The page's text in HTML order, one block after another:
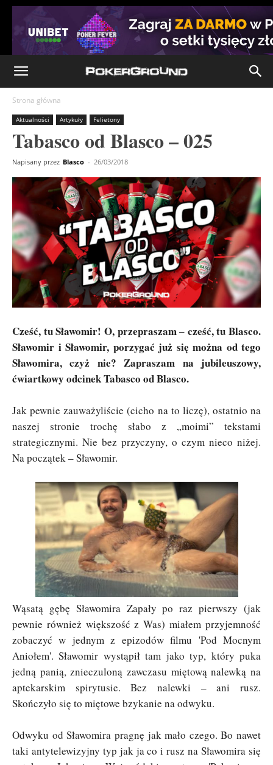
Strona główna
Aktualności Artykuły Felietony
Tabasco od Blasco – 025
Napisany przez Blasco - 26/03/2018
Cześć, tu Sławomir! O, przepraszam – cześć, tu Blasco.
Sławomir i Sławomir, porzygać już się można od tego
Sławomira, czyż nie? Zapraszam na jubileuszowy,
ćwiartkowy odcinek Tabasco od Blasco.
Jak pewnie zauważyliście (cicho na to liczę), ostatnio na
naszej stronie trochę słabo z „moimi” tekstami
strategicznymi. Nie bez przyczyny, o czym nieco niżej.
Na początek – Sławomir.
Wąsatą gębę Sławomira Zapały po raz pierwszy (jak
pewnie również większość z Was) miałem przyjemność
zobaczyć w jednym z epizodów filmu 'Pod Mocnym
Aniołem'. Sławomir wystąpił tam jako typ, który puka
jedną panią, znieczuloną zawczasu miętową nalewką na
aptekarskim spirytusie. Bez nalewki – ani rusz.
Skończyło się to miętowe bzykanie na odwyku.
Odwyku od Sławomira pragnę jak mało czego. Bo nawet
taki antytelewizyjny typ jak ja co i rusz na Sławomira się